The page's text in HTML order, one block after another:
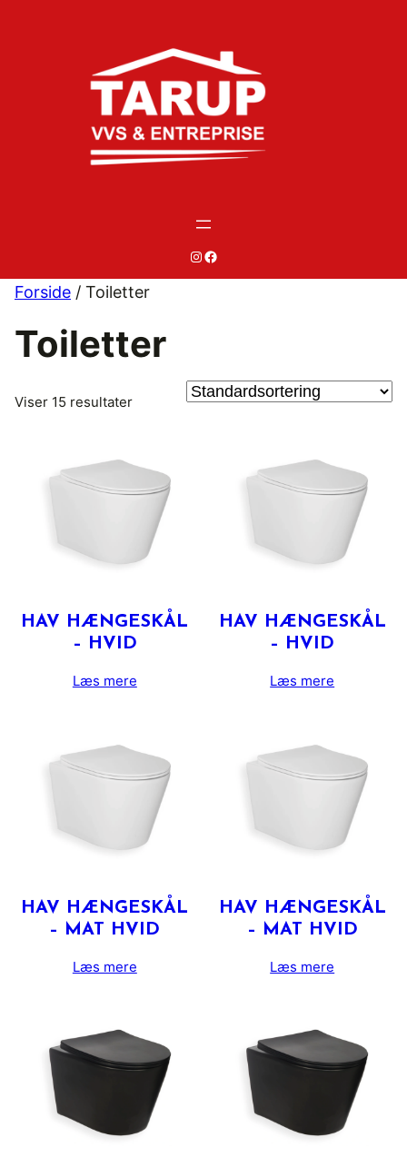
# #
Forside / Toiletter
Toiletter
Viser 15 resultater
HAV HÆNGESKÅL
– HVID
Læs mere
HAV HÆNGESKÅL
– HVID
Læs mere
HAV HÆNGESKÅL
– MAT HVID
Læs mere
HAV HÆNGESKÅL
– MAT HVID
Læs mere